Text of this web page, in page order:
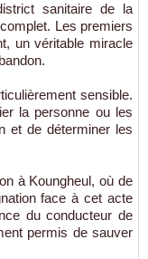
sanitaire de la
Les premiers
un véritable miracle
sensible.
la personne ou les
et de déterminer les
à Koungheul, où de
face à cet acte
du conducteur de
permis de sauver